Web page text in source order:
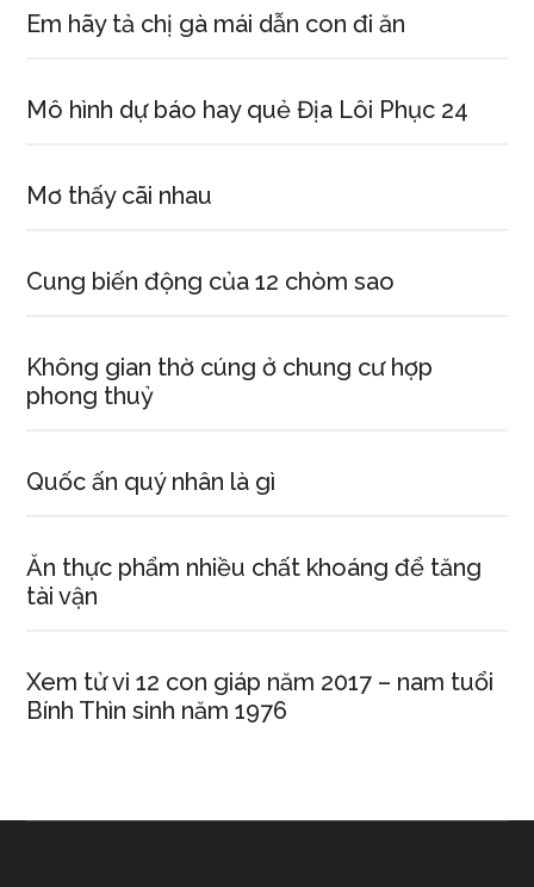
Em hãy tả chị gà mái dẫn con đi ăn
Mô hình dự báo hay quẻ Địa Lôi Phục 24
Mơ thấy cãi nhau
Cung biến động của 12 chòm sao
Không gian thờ cúng ở chung cư hợp
phong thuỷ
Quốc ấn quý nhân là gì
Ăn thực phẩm nhiều chất khoáng để tăng
tài vận
Xem tử vi 12 con giáp năm 2017 – nam tuổi
Bính Thìn sinh năm 1976